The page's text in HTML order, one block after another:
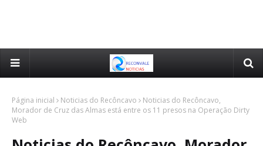
Página inicial Noticias do Recôncavo
Noticias do Recôncavo,
Morador de Cruz das Almas está entre os 11 presos na Operação Dirty
Web